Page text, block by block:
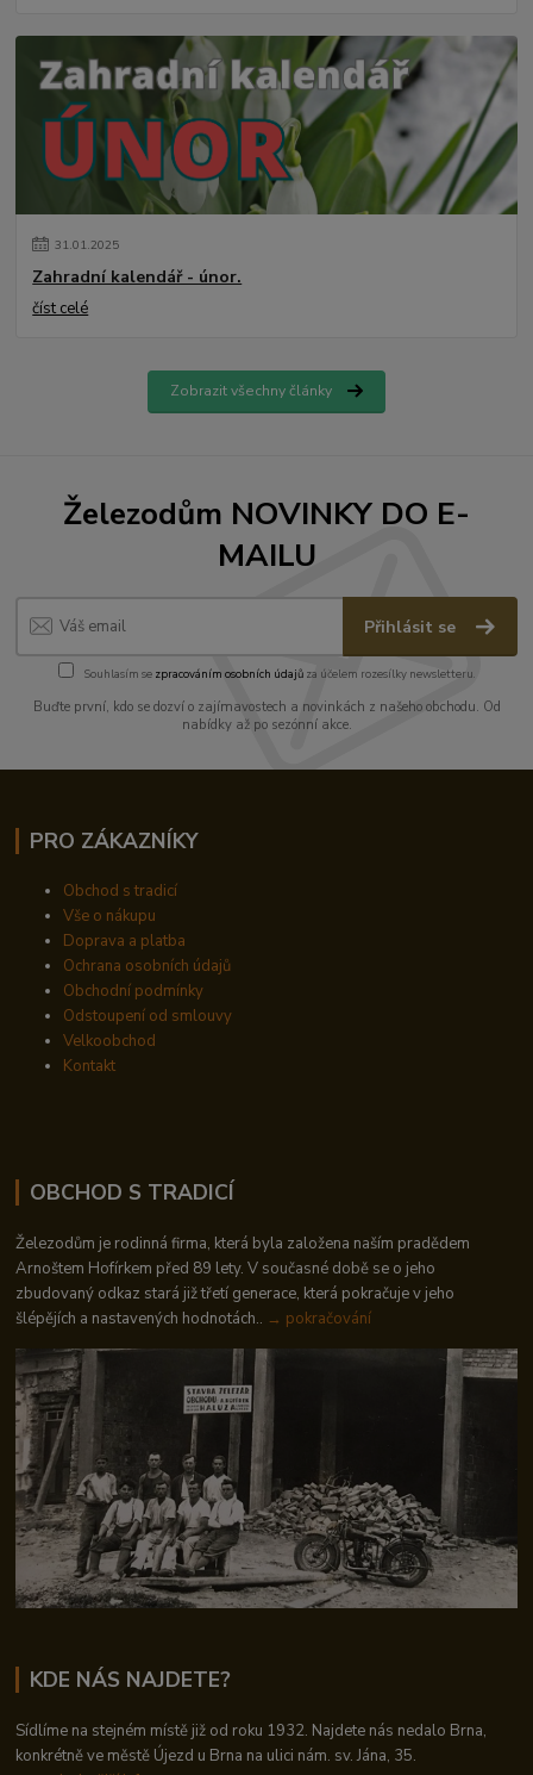
31.01.2025
Zahradní kalendář - únor.
číst celé
Zobrazit všechny články
Železodům NOVINKY DO E-
MAILU
Přihlásit se
Souhlasím se zpracováním osobních údajůza účelem rozesílky newsletteru.
Buďte první, kdo se dozví o zajímavostech a novinkách z našeho obchodu. Od
nabídky až po sezónní akce.
PRO ZÁKAZNÍKY
Obchod s tradicí
Vše o nákupu
Doprava a platba
Ochrana osobních údajů
Obchodní podmínky
Odstoupení od smlouvy
Velkoobchod
Kontakt
OBCHOD S TRADICÍ
Železodům je rodinná firma, která byla založena naším pradědem
Arnoštem Hofírkem před 89 lety. V současné době se o jeho
zbudovaný odkaz stará již třetí generace, která pokračuje v jeho
šlépějích a nastavených hodnotách.. → pokračování
KDE NÁS NAJDETE?
Sídlíme na stejném místě již od roku 1932. Najdete nás nedalo Brna,
konkrétně ve městě Újezd u Brna na ulici nám. sv. Jána, 35.